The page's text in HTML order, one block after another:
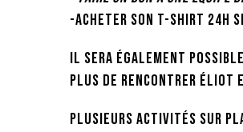
-Acheter son t-shirt 24h
Il sera également
plus de rencontrer Éliot
Plusieurs activités sur